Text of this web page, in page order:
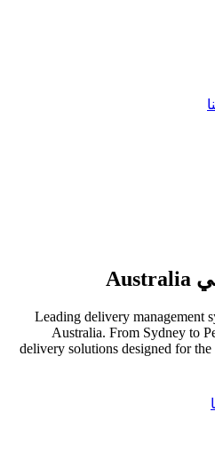
Australia
Leading delivery management
Australia. From Sydney to
delivery solutions designed for